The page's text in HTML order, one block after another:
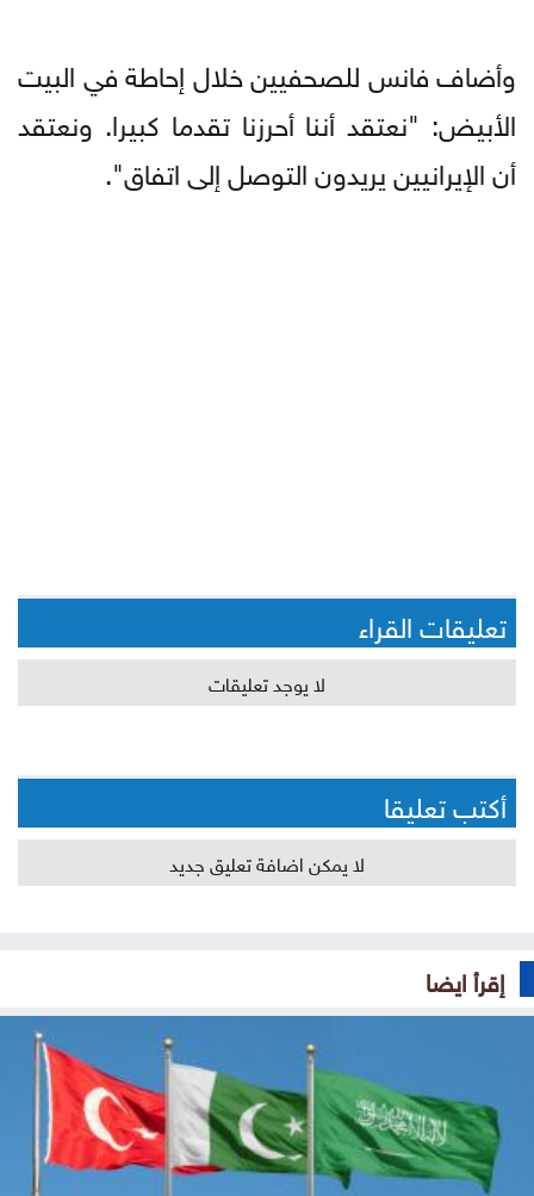
وأضاف فانس للصحفيين خلال إحاطة في البيت
الأبيض: "نعتقد أننا أحرزنا تقدما كبيرا. ونعتقد
أن الإيرانيين يريدون التوصل إلى اتفاق".
تعليقات القراء
لا يوجد تعليقات
أكتب تعليقا
لا يمكن اضافة تعليق جديد
إقرأ ايضا